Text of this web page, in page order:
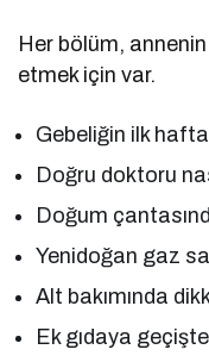
Her bölüm,
etmek için var.
Gebeliğin ilk
Doğru doktoru
Doğum
Yenidoğan gaz
Alt bakımında
Ek gıdaya